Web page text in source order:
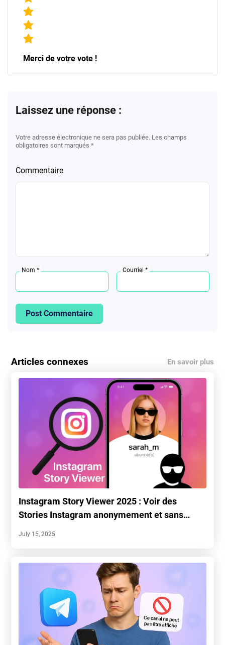
Merci de votre vote !
Laissez une réponse :
Votre adresse électronique ne sera pas publiée. Les champs
obligatoires sont marqués *
Commentaire
Nom * Courriel *
Post Commentaire
Articles connexes En savoir plus
Instagram Story Viewer 2025 : Voir des
Stories Instagram anonymement et sans
July 15, 2025